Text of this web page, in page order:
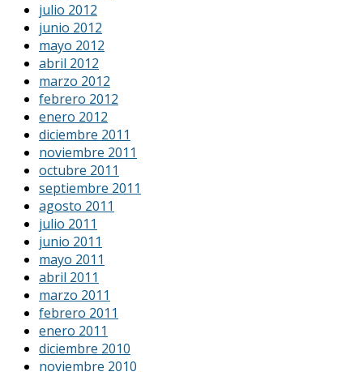
julio 2012
junio 2012
mayo 2012
abril 2012
marzo 2012
febrero 2012
enero 2012
diciembre 2011
noviembre 2011
octubre 2011
septiembre 2011
agosto 2011
julio 2011
junio 2011
mayo 2011
abril 2011
marzo 2011
febrero 2011
enero 2011
diciembre 2010
noviembre 2010